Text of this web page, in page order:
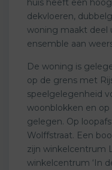
huis heeft een
dekvloeren,
woning maakt deel
ensemble aan
De woning is
op de grens met
speelgelegenheid
woonblokken en op
gelegen. Op
Wolffstraat. Een
zijn winkelcentrum
winkelcentrum ‘In